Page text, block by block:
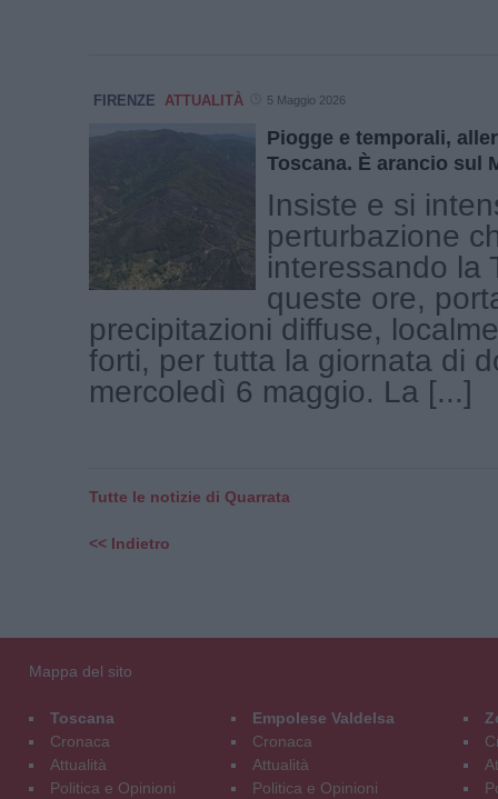
FIRENZE ATTUALITÀ 5 Maggio 2026
Piogge e temporali,
Toscana. È arancio sul
Insiste e si
perturbazione
interessando la
queste ore,
precipitazioni diffuse,
forti, per tutta la giornata di
mercoledì 6 maggio. La [...]
Tutte le notizie di Quarrata
<< Indietro
Mappa del sito
Toscana
Cronaca
Attualità
Politica e Opinioni
Empolese Valdelsa
Cronaca
Attualità
Politica e Opinioni